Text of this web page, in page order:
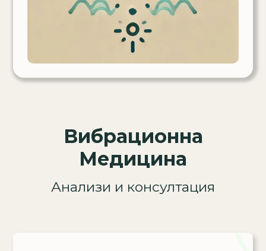
Вибрационна
Медицина
Анализи и консултация